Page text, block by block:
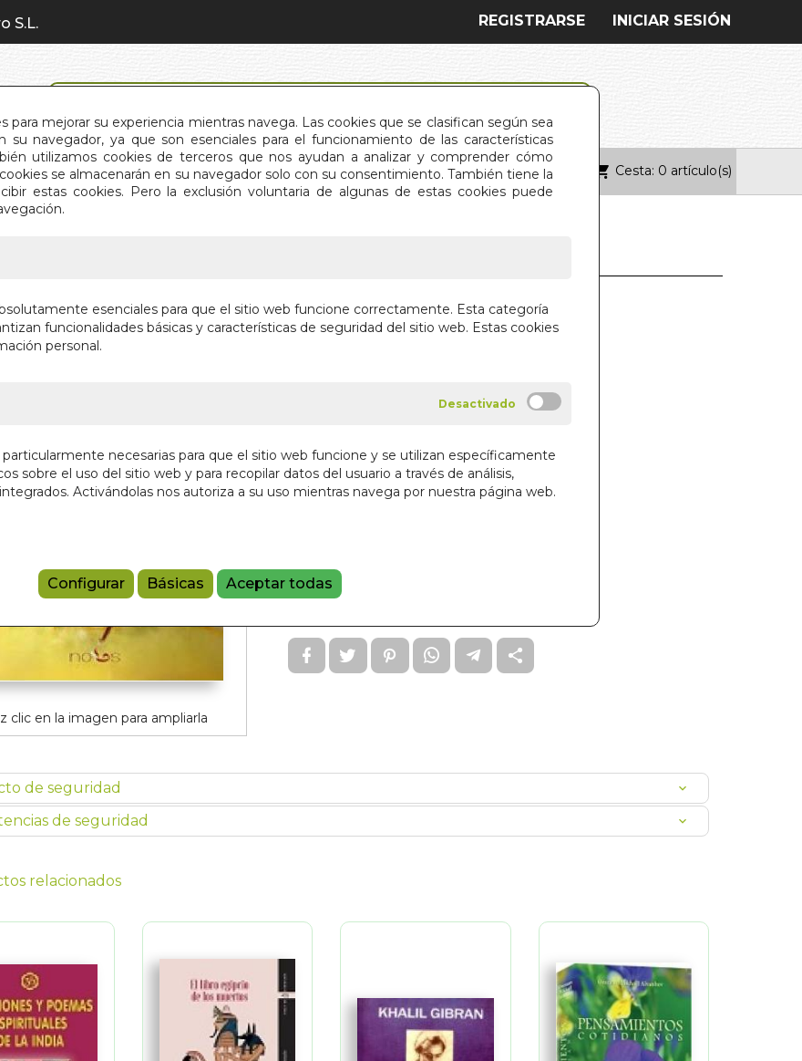
para mejorar su experiencia mientras navega. Las cookies que se clasifican según sea
su navegador, ya que son esenciales para el funcionamiento de las características
utilizamos cookies de terceros que nos ayudan a analizar y comprender cómo
se almacenarán en su navegador solo con su consentimiento. También tiene la
estas cookies. Pero la exclusión voluntaria de algunas de estas cookies puede
esenciales para que el sitio web funcione correctamente. Esta categoría
funcionalidades básicas y características de seguridad del sitio web. Estas cookies
personal.
necesarias para que el sitio web funcione y se utilizan específicamente
sobre el uso del sitio web y para recopilar datos del usuario a través de análisis,
Activándolas nos autoriza a su uso mientras navega por nuestra página web.
Configurar Básicas Aceptar todas
S.L. INICIAR SESIÓN
REGISTRARSE
INICIO QUIÉNES SOMOS CONTACTO Cesta: 0 artículo(s)
clic en la imagen para ampliarla
CORAZON DE AKASHA. EL
16,00 €
Añadir a la cesta
Páginas:
Tamaño:
de seguridad
de seguridad
relacionados